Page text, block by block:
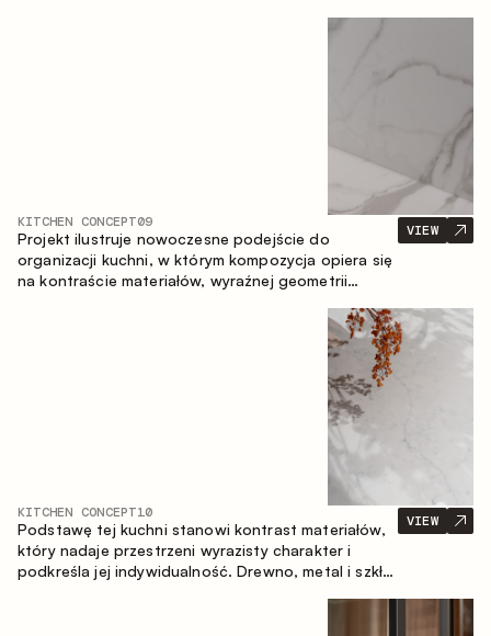
KITCHEN CONCEPT09
Projekt ilustruje nowoczesne podejście do
organizacji kuchni, w którym kompozycja opiera się
na kontraście materiałów, wyraźnej geometrii
stref przechowywania. Układ prosty z wyspą
buduje logiczną strukturę przestrzeni oraz tworzy
wygodną oś komunikacyjną między strefami
VIEW
KITCHEN CONCEPT10
Podstawę tej kuchni stanowi kontrast materiałów,
który nadaje przestrzeni wyrazisty charakter i
podkreśla jej indywidualność. Drewno, metal i szkło
VIEW